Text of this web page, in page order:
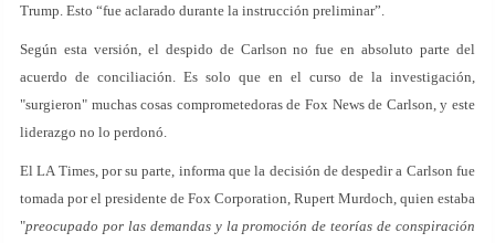
Trump. Esto “fue aclarado durante la instrucción preliminar”.
Según esta versión, el despido de Carlson no fue en absoluto parte del
acuerdo de conciliación. Es solo que en el curso de la investigación,
"surgieron" muchas cosas comprometedoras de Fox News de Carlson, y este
liderazgo no lo perdonó.
El LA Times, por su parte, informa que la decisión de despedir a Carlson fue
tomada por el presidente de Fox Corporation, Rupert Murdoch, quien estaba
"preocupado por las demandas y la promoción de teorías de conspiración